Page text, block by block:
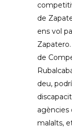
de
ens vol
de
deu,
agències
malalts,